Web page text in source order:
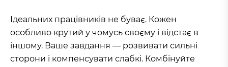
Ідеальних працівників не буває. Кожен
особливо крутий у чомусь своєму і відстає в
іншому. Ваше завдання — розвивати сильні
сторони і компенсувати слабкі. Комбінуйте